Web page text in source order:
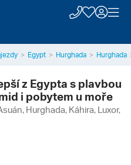
Egypt Hurghada Hurghada
z Egypta s plavbou
i pobytem u moře
Hurghada, Káhira, Luxor,